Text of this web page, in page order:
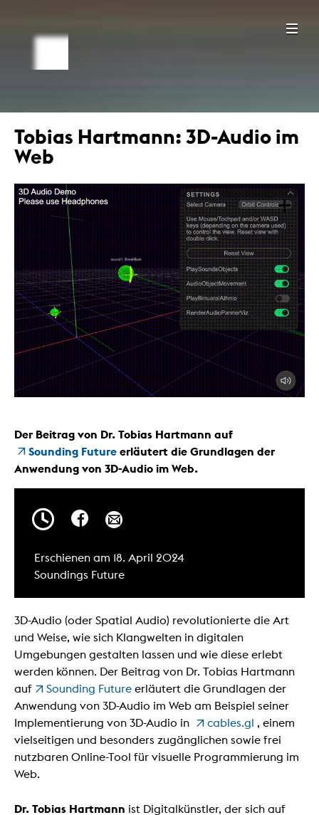
Tobias Hartmann: 3D-Audio im
Web
+
Der Beitrag von Dr. Tobias Hartmann auf
Sounding Future erläutert die Grundlagen der
Anwendung von 3D-Audio im Web.
Erschienen am 18. April 2024
Soundings Future
3D-Audio (oder Spatial Audio) revolutionierte die Art
und Weise, wie sich Klangwelten in digitalen
Umgebungen gestalten lassen und wie diese erlebt
werden können. Der Beitrag von Dr. Tobias Hartmann
auf
Sounding Future erläutert die Grundlagen der
Anwendung von 3D-Audio im Web am Beispiel seiner
Implementierung von 3D-Audio in
cables.gl , einem
vielseitigen und besonders zugänglichen sowie frei
nutzbaren Online-Tool für visuelle Programmierung im
Web.
Dr. Tobias Hartmann ist Digitalkünstler, der sich auf